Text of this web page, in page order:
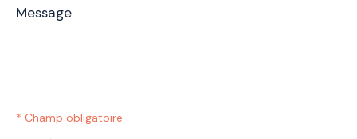
Message
*
* Champ obligatoire